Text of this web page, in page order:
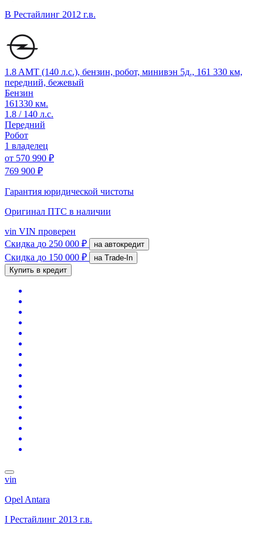
B Рестайлинг 2012 г.в.
1.8 AMT (140 л.с.), бензин, робот, минивэн 5д., 161 330 км,
передний, бежевый
Бензин
161330 км.
1.8 / 140 л.с.
Передний
Робот
1 владелец
от 570 990 ₽
769 900 ₽
Гарантия юридической чистоты
Оригинал ПТС в наличии
vin VIN проверен
Скидка до 250 000 ₽ на автокредит
Скидка до 150 000 ₽
на Trade-In
Купить в кредит
vin
Opel Antara
I Рестайлинг 2013 г.в.